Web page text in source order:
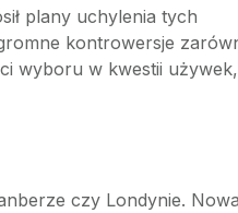
plany uchylenia tych
kontrowersje
wyboru w kwestii używek,
czy Londynie. Nowa